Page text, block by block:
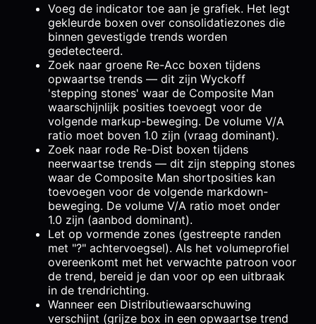
Voeg de indicator toe aan je grafiek. Het legt
gekleurde boxen over consolidatiezones die
binnen gevestigde trends worden
gedetecteerd.
Zoek naar groene Re-Acc boxen tijdens
opwaartse trends — dit zijn Wyckoff
'stepping stones' waar de Composite Man
waarschijnlijk posities toevoegt voor de
volgende markup-beweging. De volume V/A
ratio moet boven 1.0 zijn (vraag dominant).
Zoek naar rode Re-Dist boxen tijdens
neerwaartse trends — dit zijn stepping stones
waar de Composite Man shortposities kan
toevoegen voor de volgende markdown-
beweging. De volume V/A ratio moet onder
1.0 zijn (aanbod dominant).
Let op vormende zones (gestreepte randen
met "?" achtervoegsel). Als het volumeprofiel
overeenkomt met het verwachte patroon voor
de trend, bereid je dan voor op een uitbraak
in de trendrichting.
Wanneer een Distributiewaarschuwing
verschijnt (grijze box in een opwaartse trend